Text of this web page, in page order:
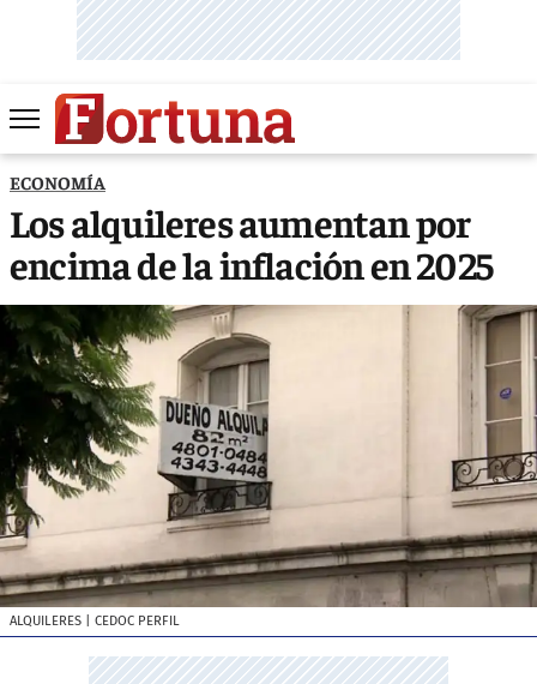
ECONOMÍA
Los alquileres aumentan por
encima de la inflación en 2025
ALQUILERES | CEDOC PERFIL